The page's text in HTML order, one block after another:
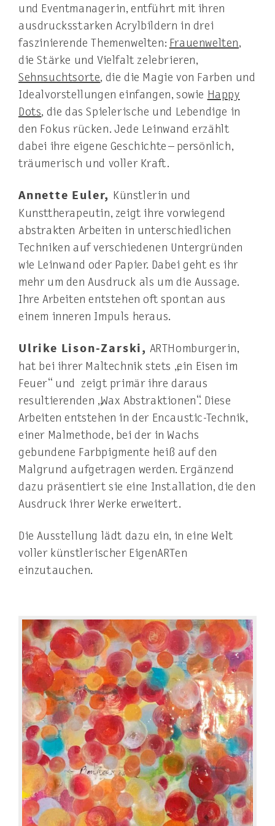
und Eventmanagerin, entführt mit ihren
ausdrucksstarken Acrylbildern in drei
faszinierende Themenwelten: Frauenwelten,
die Stärke und Vielfalt zelebrieren,
Sehnsuchtsorte, die die Magie von Farben und
Idealvorstellungen einfangen, sowie Happy
Dots, die das Spielerische und Lebendige in
den Fokus rücken. Jede Leinwand erzählt
dabei ihre eigene Geschichte – persönlich,
träumerisch und voller Kraft.
Annette Euler, Künstlerin und
Kunsttherapeutin, zeigt ihre vorwiegend
abstrakten Arbeiten in unterschiedlichen
Techniken auf verschiedenen Untergründen
wie Leinwand oder Papier. Dabei geht es ihr
mehr um den Ausdruck als um die Aussage.
Ihre Arbeiten entstehen oft spontan aus
einem inneren Impuls heraus.
Ulrike Lison-Zarski, ARTHomburgerin,
hat bei ihrer Maltechnik stets „ein Eisen im
Feuer“ und zeigt primär ihre daraus
resultierenden „Wax Abstraktionen“. Diese
Arbeiten entstehen in der Encaustic-Technik,
einer Malmethode, bei der in Wachs
gebundene Farbpigmente heiß auf den
Malgrund aufgetragen werden. Ergänzend
dazu präsentiert sie eine Installation, die den
Ausdruck ihrer Werke erweitert.
Die Ausstellung lädt dazu ein, in eine Welt
voller künstlerischer EigenARTen
einzutauchen.